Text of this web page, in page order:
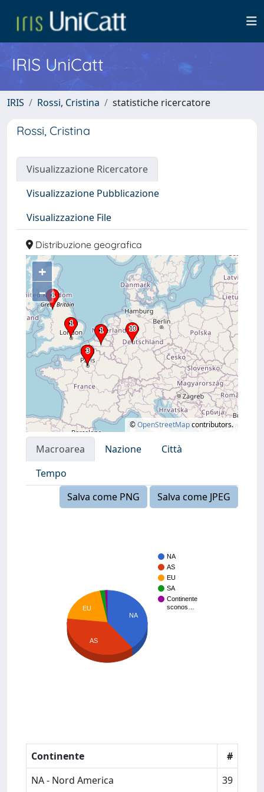
IRIS UniCatt
IRIS Rossi, Cristina statistiche ricercatore
Rossi, Cristina
Visualizzazione Ricercatore
Visualizzazione Pubblicazione
Visualizzazione File
Distribuzione geografica
+
–
©OpenStreetMapcontributors.
Macroarea Nazione
Città
Tempo
Salva come PNG
Salva come JPEG
NA
AS
EU
SA
Continente
sconos…
NA
EU
AS
Continente
#
NA - Nord America
39